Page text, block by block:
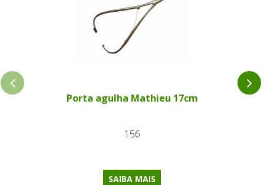
Porta agulha Mathieu 17cm
156
SAIBA MAIS